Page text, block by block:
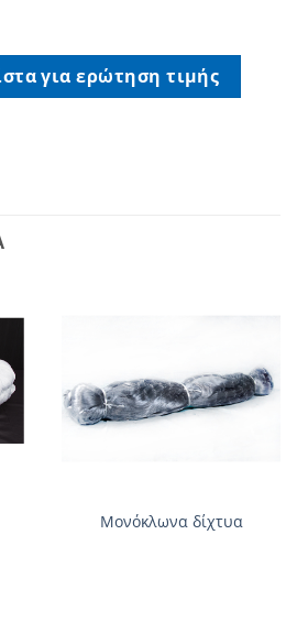
ποσότητα
για ερώτηση τιμής
Μονόκλωνα δίχτυα